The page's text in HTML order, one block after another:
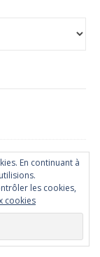
En continuant à
les cookies,
cookies